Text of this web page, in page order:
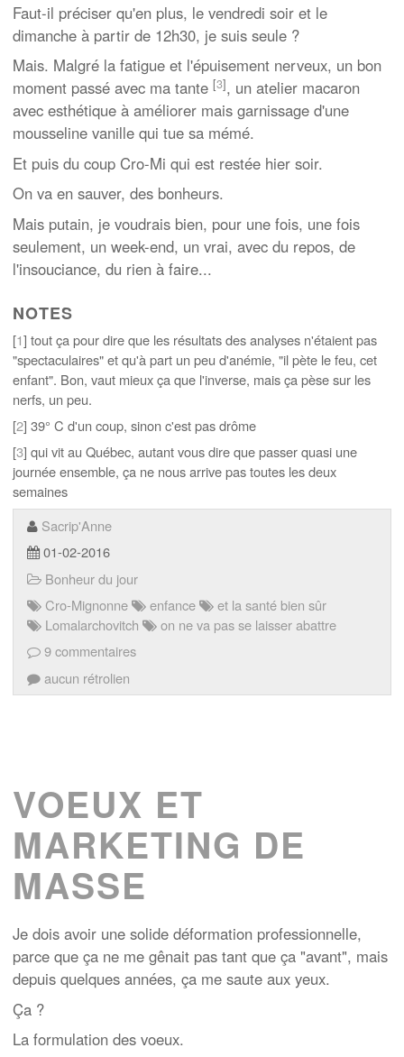
Faut-il préciser qu'en plus, le vendredi soir et le
dimanche à partir de 12h30, je suis seule ?
Mais. Malgré la fatigue et l'épuisement nerveux, un bon
moment passé avec ma tante [3], un atelier macaron
avec esthétique à améliorer mais garnissage d'une
mousseline vanille qui tue sa mémé.
Et puis du coup Cro-Mi qui est restée hier soir.
On va en sauver, des bonheurs.
Mais putain, je voudrais bien, pour une fois, une fois
seulement, un week-end, un vrai, avec du repos, de
l'insouciance, du rien à faire...
NOTES
[1] tout ça pour dire que les résultats des analyses n'étaient pas
"spectaculaires" et qu'à part un peu d'anémie, "il pète le feu, cet
enfant". Bon, vaut mieux ça que l'inverse, mais ça pèse sur les
nerfs, un peu.
[2] 39° C d'un coup, sinon c'est pas drôme
[3] qui vit au Québec, autant vous dire que passer quasi une
journée ensemble, ça ne nous arrive pas toutes les deux
semaines
Sacrip'Anne
01-02-2016
Bonheur du jour
Cro-Mignonne
enfance
et la santé bien sûr
Lomalarchovitch
on ne va pas se laisser abattre
9 commentaires
aucun rétrolien
VOEUX ET
MARKETING DE
MASSE
Je dois avoir une solide déformation professionnelle,
parce que ça ne me gênait pas tant que ça "avant", mais
depuis quelques années, ça me saute aux yeux.
Ça ?
La formulation des voeux.